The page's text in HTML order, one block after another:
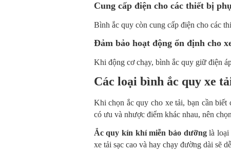
Cung cấp điện cho các thiết bị
Bình ắc quy còn cung cấp điện cho các
Đảm bảo hoạt động ổn định cho
Khi động cơ chạy, bình ắc quy giữ điện
Các loại bình ắc quy xe
Khi chọn ắc quy cho xe tải, bạn cần
có ưu và nhược điểm khác nhau, nên
Ắc quy kín khí miễn bảo dưỡnglà loại
xe tải sạc cao và hay chạy đường dài sẽ